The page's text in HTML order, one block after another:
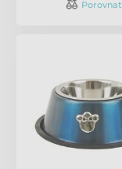
Porovnat